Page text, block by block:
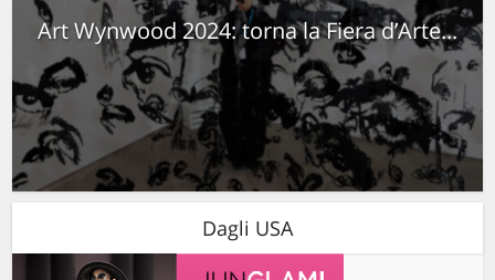
Art Wynwood 2024: torna la Fiera d’Arte...
Dagli USA